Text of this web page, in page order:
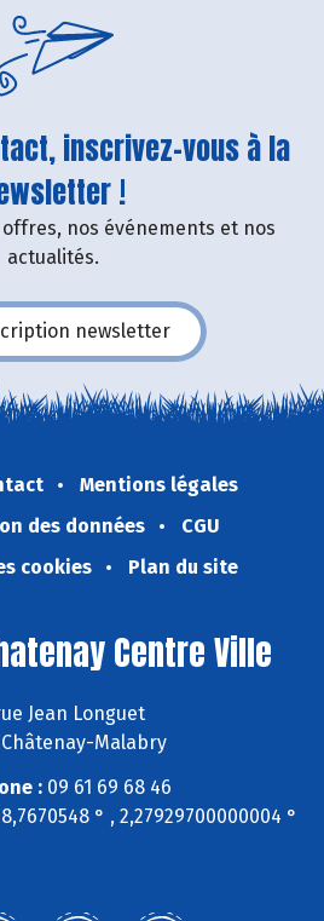
inscrivez-vous à la
!
nos événements et nos
actualités.
newsletter
Mentions légales
des données
CGU
cookies
Plan du site
Centre Ville
Jean Longuet
Malabry
: 09 61 69 68 46
° , 2,27929700000004 °